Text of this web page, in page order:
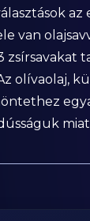
van
olívaolaj,